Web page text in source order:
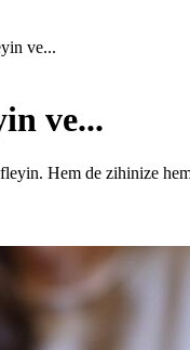
ve...
ve...
Hem de zihinize